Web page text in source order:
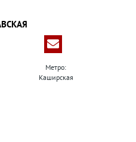
Метро:
Каширская